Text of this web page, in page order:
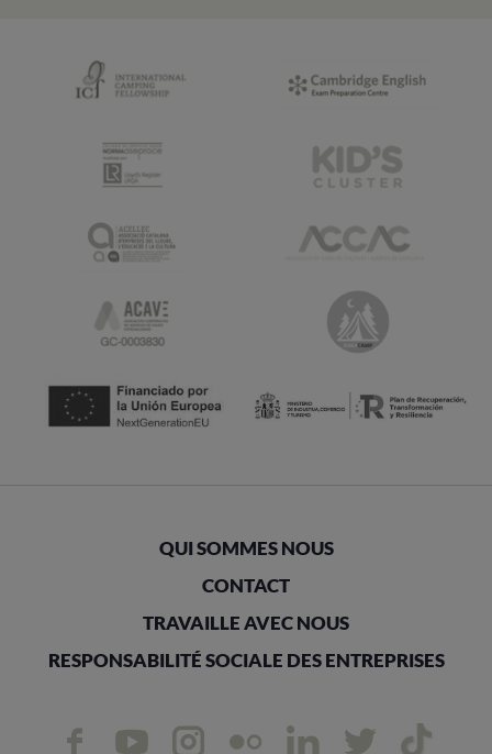
QUI SOMMES NOUS
CONTACT
TRAVAILLE AVEC NOUS
RESPONSABILITÉ SOCIALE DES ENTREPRISES